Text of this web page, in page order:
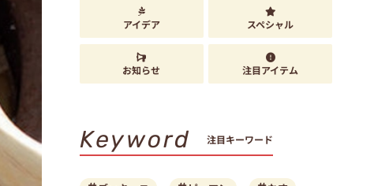
アイデア スペシャル
お知らせ 注目アイテム
Keyword 注目キーワード